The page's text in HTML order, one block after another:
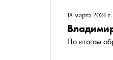
18 марта 2024 г.
По итогам